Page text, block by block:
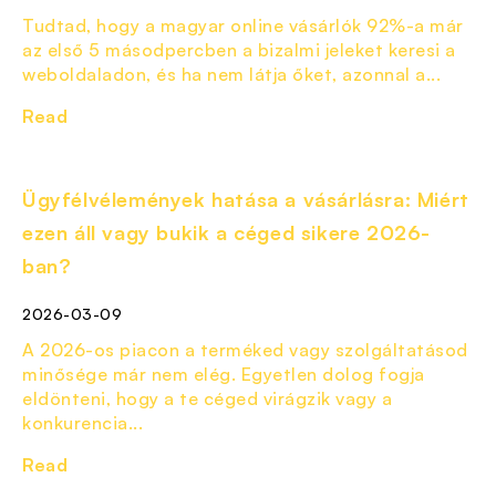
Tudtad, hogy a magyar online vásárlók 92%-a már
az első 5 másodpercben a bizalmi jeleket keresi a
weboldaladon, és ha nem látja őket, azonnal a...
Read
Ügyfélvélemények hatása a vásárlásra: Miért
ezen áll vagy bukik a céged sikere 2026-
ban?
2026-03-09
A 2026-os piacon a terméked vagy szolgáltatásod
minősége már nem elég. Egyetlen dolog fogja
eldönteni, hogy a te céged virágzik vagy a
konkurencia...
Read